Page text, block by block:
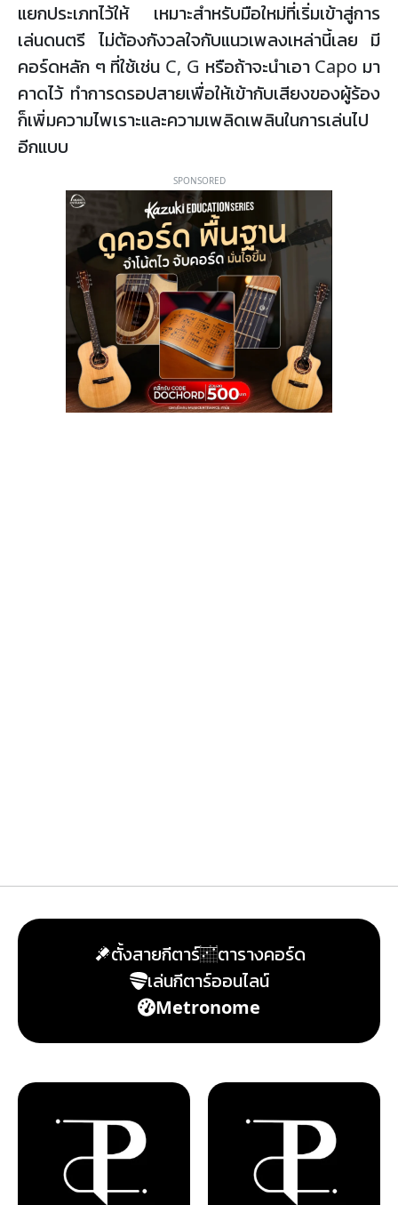
แยกประเภทไว้ให้ เหมาะสำหรับมือใหม่ที่เริ่มเข้าสู่การ
เล่นดนตรี ไม่ต้องกังวลใจกับแนวเพลงเหล่านี้เลย มี
คอร์ดหลัก ๆ ที่ใช้เช่น C, G หรือถ้าจะนำเอา Capo มา
คาดไว้ ทำการดรอปสายเพื่อให้เข้ากับเสียงของผู้ร้อง
ก็เพิ่มความไพเราะและความเพลิดเพลินในการเล่นไป
อีกแบบ
SPONSORED
ตั้งสายกีตาร์
ตารางคอร์ด
เล่นกีตาร์ออนไลน์
Metronome